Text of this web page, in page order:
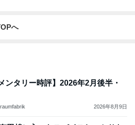
へ
ンタリー時評】2026年2月後半・
2026年8月9日